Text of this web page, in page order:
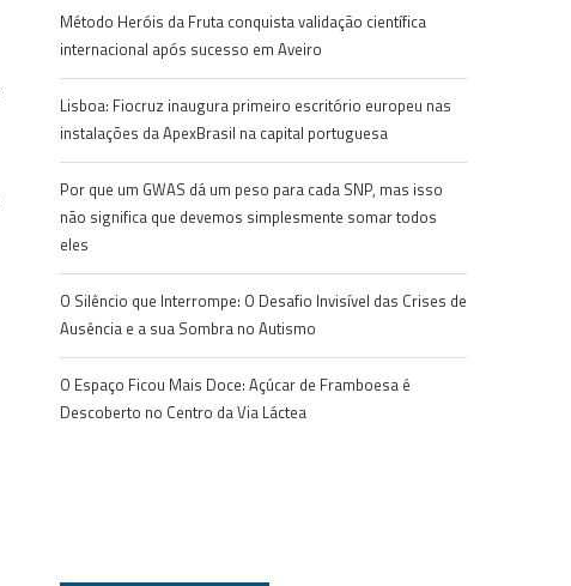
Método Heróis da Fruta conquista validação científica
internacional após sucesso em Aveiro
Lisboa: Fiocruz inaugura primeiro escritório europeu nas
instalações da ApexBrasil na capital portuguesa
Por que um GWAS dá um peso para cada SNP, mas isso
não significa que devemos simplesmente somar todos
eles
O Silêncio que Interrompe: O Desafio Invisível das Crises de
Ausência e a sua Sombra no Autismo
O Espaço Ficou Mais Doce: Açúcar de Framboesa é
Descoberto no Centro da Via Láctea